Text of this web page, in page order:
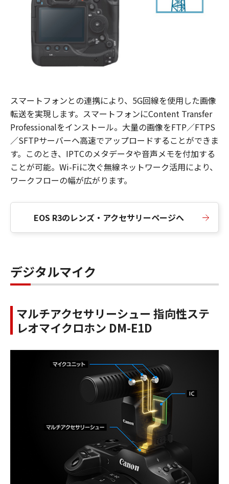
スマートフォンとの連携により、5G回線を使用した画像
転送を実現します。スマートフォンにContent Transfer
Professionalをインストール。大量の画像をFTP／FTPS
／SFTPサーバーヘ高速でアップロードすることができま
す。このとき、IPTCのメタデータや音声メモを付加する
ことが可能。Wi-Fiに次ぐ無線ネットワーク活用により、
ワークフローの幅が広がります。
EOS R3のレンズ・アクセサリーページへ
デジタルマイク
マルチアクセサリーシュー 指向性ステ
レオマイクロホン DM-E1D